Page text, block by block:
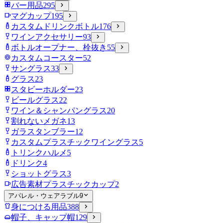
バー用品295
マグカップ195
カスタムドリンクボトル176
ワインアクセサリー93
ボトルオープナー、栓抜き 55
カスタムコースター52
サングラス33
グラス23
スタビーホルダー23
ビールグラス22
ワイン＆シャンパングラス20
割れないメガネ13
ガラスタンブラー12
カスタムプラスチックワイングラス5
トリンクハルメ 5
ドリンク4
ショットグラス3
広告素材プラスチックカップ2
アパレル・ウェアラブル9
身につける用品388
帽子、キャップ帽129